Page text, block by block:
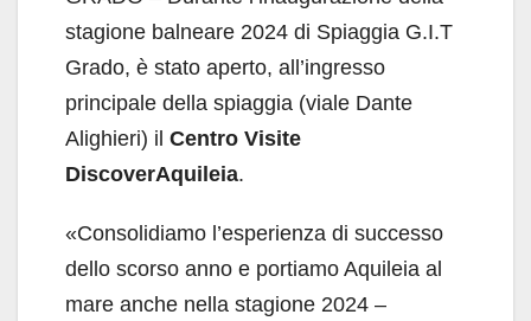
stagione balneare 2024 di Spiaggia G.I.T
Grado, è stato aperto, all’ingresso
principale della spiaggia (viale Dante
Alighieri) il Centro Visite
DiscoverAquileia.
«Consolidiamo l’esperienza di successo
dello scorso anno e portiamo Aquileia al
mare anche nella stagione 2024 –